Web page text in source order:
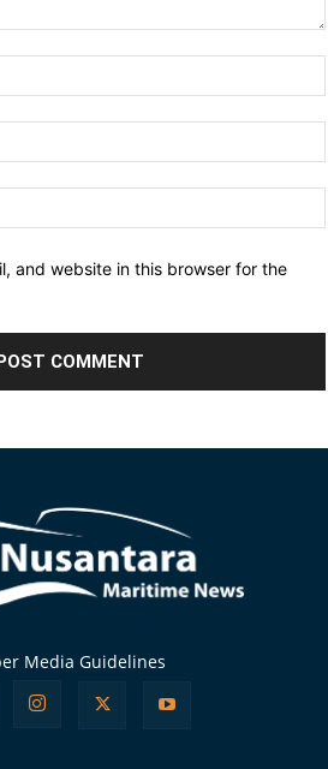
and website in this browser for the
Media Guidelines